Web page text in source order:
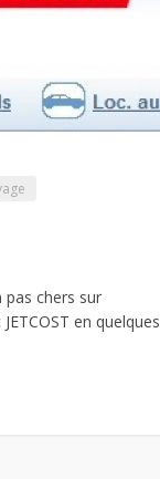
pas chers sur
en quelques